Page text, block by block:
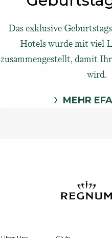
Das exklusive
Hotels wurde mit viel
zusammengestellt, damit
wird.
MEHR